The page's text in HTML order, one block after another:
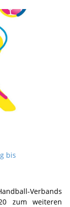
bis
Verbands
zum weiteren